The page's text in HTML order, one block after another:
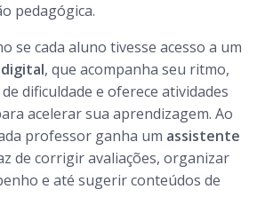
pedagógica.
se cada aluno tivesse acesso a um
, que acompanha seu ritmo,
dificuldade e oferece atividades
acelerar sua aprendizagem. Ao
professor ganha um assistente
de corrigir avaliações, organizar
e até sugerir conteúdos de